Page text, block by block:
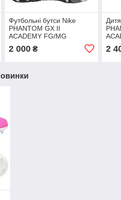
Футбольні бутси Nike
PHANTOM GX II
ACADEMY FG/MG
Розмір (EU) — 42.5
2 000₴ 2